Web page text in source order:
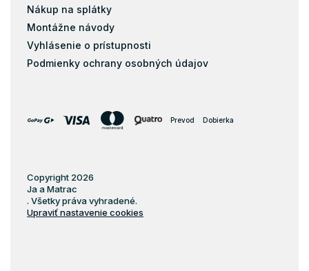
Nákup na splátky
Montážne návody
Vyhlásenie o prístupnosti
Podmienky ochrany osobných údajov
Prevod Dobierka
Copyright 2026
Ja a Matrac
. Všetky práva vyhradené.
Upraviť nastavenie cookies